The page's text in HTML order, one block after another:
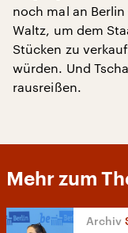
noch mal an
Waltz, um dem
Stücken zu
würden. Und
rausreißen.
Mehr zum